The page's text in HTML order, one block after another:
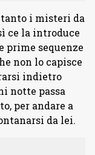
tanto i misteri da
ce la introduce
prime sequenze
non lo capisce
indietro
notte passa
per andare a
da lei.